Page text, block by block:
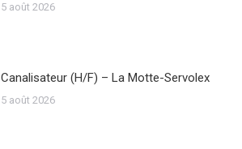
5 août 2026
Canalisateur (H/F) – La Motte-Servolex
5 août 2026